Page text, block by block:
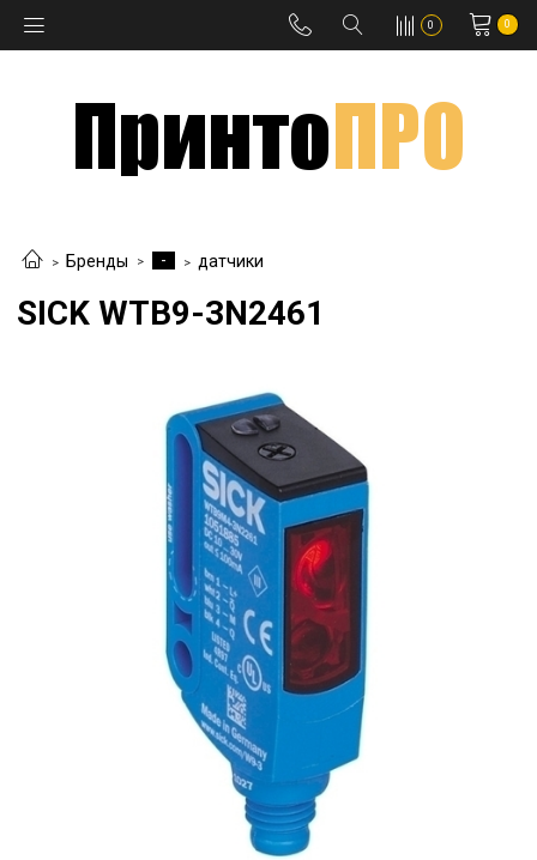
0 0
Бренды - датчики
SICK WTB9-3N2461